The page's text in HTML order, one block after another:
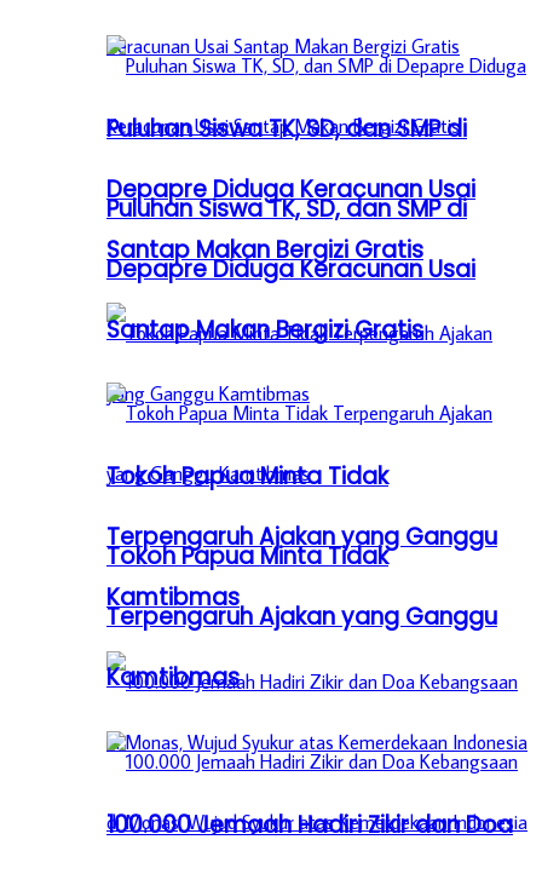
Puluhan Siswa TK, SD, dan SMP di
Depapre Diduga Keracunan Usai
Santap Makan Bergizi Gratis
Tokoh Papua Minta Tidak
Terpengaruh Ajakan yang Ganggu
Kamtibmas
100.000 Jemaah Hadiri Zikir dan Doa
Puluhan Siswa TK, SD, dan SMP di
Depapre Diduga Keracunan Usai
Santap Makan Bergizi Gratis
Tokoh Papua Minta Tidak
Terpengaruh Ajakan yang Ganggu
Kamtibmas